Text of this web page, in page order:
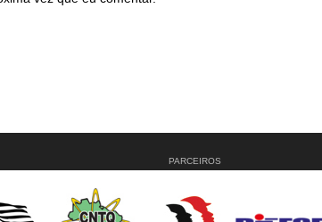
PARCEIROS